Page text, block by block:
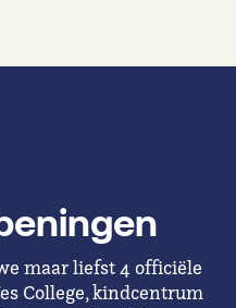
maar liefst 4 officiële
College, kindcentrum